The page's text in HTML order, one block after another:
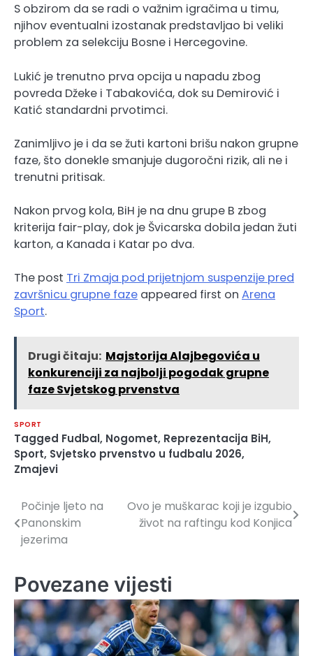
S obzirom da se radi o važnim igračima u timu,
njihov eventualni izostanak predstavljao bi veliki
problem za selekciju Bosne i Hercegovine.
Lukić je trenutno prva opcija u napadu zbog
povreda Džeke i Tabakovića, dok su Demirović i
Katić standardni prvotimci.
Zanimljivo je i da se žuti kartoni brišu nakon grupne
faze, što donekle smanjuje dugoročni rizik, ali ne i
trenutni pritisak.
Nakon prvog kola, BiH je na dnu grupe B zbog
kriterija fair-play, dok je Švicarska dobila jedan žuti
karton, a Kanada i Katar po dva.
The post Tri Zmaja pod prijetnjom suspenzije pred
završnicu grupne faze appeared first on Arena
Sport.
Drugi čitaju: Majstorija Alajbegovića u
konkurenciji za najbolji pogodak grupne
faze Svjetskog prvenstva
SPORT
Tagged Fudbal, Nogomet, Reprezentacija BiH,
Sport, Svjetsko prvenstvo u fudbalu 2026,
Zmajevi
Navigacija
članaka
Počinje ljeto na
Panonskim
jezerima
Ovo je muškarac koji je izgubio
život na raftingu kod Konjica
Povezane vijesti